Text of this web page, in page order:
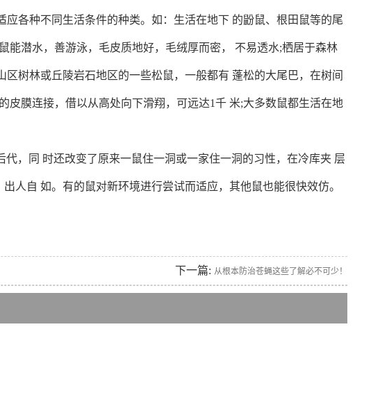
各种不同生活条件的种类。如：生活在地下 的鼢鼠、根田鼠等的尾
能潜水，善游泳，毛皮质地好，毛绒厚而密， 不易透水;栖居于森林
树林或丘陵岩石地区的一些松鼠，一般都有 蓬松的大尾巴，在树间
膜连接，借以从高处向下滑翔，可远达1千 米;大多数鼠都生活在地
，同 时还改变了原来一鼠住一洞或一家住一洞的习性，在冷库夹 层
人自 如。有的鼠对新环境进行尝试而适应，其他鼠也能很快效仿。
下一篇: 从根本防治苍蝇这些了解必不可少！